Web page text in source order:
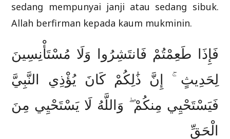
sedang mempunyai janji atau sedang sibuk.
Allah berfirman kepada kaum mukminin.
فَإِذَا طَعِمْتُمْ فَانتَشِرُوا وَلَا مُسْتَأْنِسِينَ
لِحَدِيثٍ ۚ إِنَّ ذَٰلِكُمْ كَانَ يُؤْذِي النَّبِيَّ
فَيَسْتَحْيِي مِنكُمْ ۖ وَاللَّهُ لَا يَسْتَحْيِي مِنَ
الْحَقِّ